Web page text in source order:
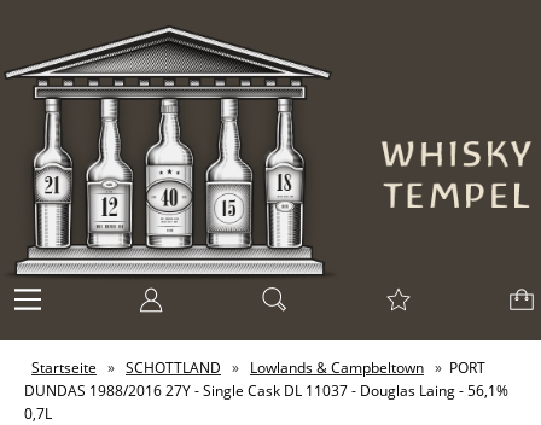
Startseite » SCHOTTLAND » Lowlands & Campbeltown » PORT
DUNDAS 1988/2016 27Y - Single Cask DL 11037 - Douglas Laing - 56,1%
0,7L